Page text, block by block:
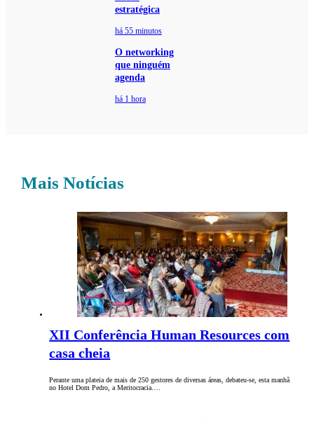
estratégica
há 55 minutos
O networking
que ninguém
agenda
há 1 hora
Mais Notícias
XII Conferência Human Resources com
casa cheia
Perante uma plateia de mais de 250 gestores de diversas áreas, debateu-se, esta manhã
no Hotel Dom Pedro, a Meritocracia.…